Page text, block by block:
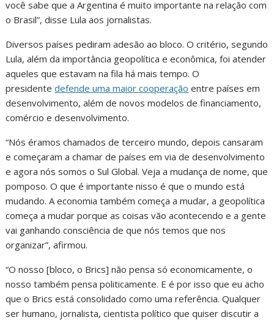
você sabe que a Argentina é muito importante na relação com
o Brasil”, disse Lula aos jornalistas.
Diversos países pediram adesão ao bloco. O critério, segundo
Lula, além da importância geopolítica e econômica, foi atender
aqueles que estavam na fila há mais tempo. O
presidentedefende uma maior cooperação entre países em
desenvolvimento, além de novos modelos de financiamento,
comércio e desenvolvimento.
“Nós éramos chamados de terceiro mundo, depois cansaram
e começaram a chamar de países em via de desenvolvimento
e agora nós somos o Sul Global. Veja a mudança de nome, que
pomposo. O que é importante nisso é que o mundo está
mudando. A economia também começa a mudar, a geopolítica
começa a mudar porque as coisas vão acontecendo e a gente
vai ganhando consciência de que nós temos que nos
organizar”, afirmou.
“O nosso [bloco, o Brics] não pensa só economicamente, o
nosso também pensa politicamente. E é por isso que eu acho
que o Brics está consolidado como uma referência. Qualquer
ser humano, jornalista, cientista político que quiser discutir a